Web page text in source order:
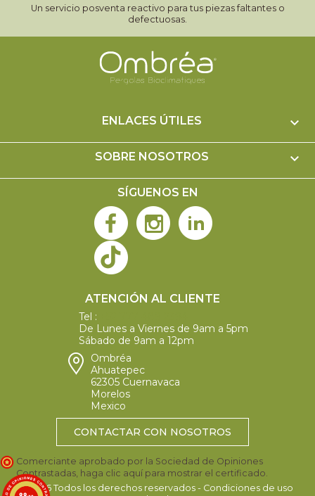
Un servicio posventa reactivo para tus piezas faltantes o
defectuosas.
ENLACES ÚTILES 
SOBRE NOSOTROS 
SÍGUENOS EN
ATENCIÓN AL CLIENTE
Tel :
De Lunes a Viernes de 9am a 5pm
Sábado de 9am a 12pm
Ombréa
Ahuatepec
62305 Cuernavaca
Morelos
Mexico
CONTACTAR CON NOSOTROS
Comerciante aprobado por la Sociedad de Opiniones
Contrastadas, haga clic aquí para mostrar el certificado
©2026 Todos los derechos reservados - Condiciones de uso